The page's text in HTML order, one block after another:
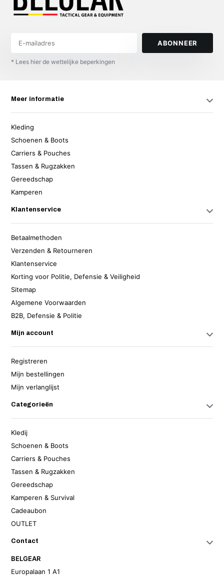
ABONNEER
* Lees hier de wettelijke beperkingen
Meer informatie
Kleding
Schoenen & Boots
Carriers & Pouches
Tassen & Rugzakken
Gereedschap
Kamperen
Klantenservice
Betaalmethoden
Verzenden & Retourneren
Klantenservice
Korting voor Politie, Defensie & Veiligheid
Sitemap
Algemene Voorwaarden
B2B, Defensie & Politie
Mijn account
Registreren
Mijn bestellingen
Mijn verlanglijst
Categorieën
Kledij
Schoenen & Boots
Carriers & Pouches
Tassen & Rugzakken
Gereedschap
Kamperen & Survival
Cadeaubon
OUTLET
Contact
BELGEAR
Europalaan 1 A1